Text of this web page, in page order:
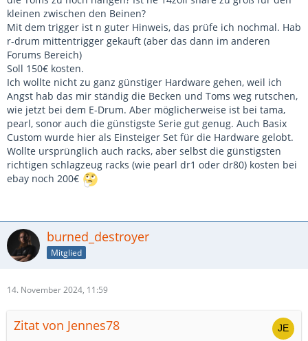
kleinen zwischen den Beinen?
Mit dem trigger ist n guter Hinweis, das prüfe ich nochmal. Hab
r-drum mittentrigger gekauft (aber das dann im anderen
Forums Bereich)
Soll 150€ kosten.
Ich wollte nicht zu ganz günstiger Hardware gehen, weil ich
Angst hab das mir ständig die Becken und Toms weg rutschen,
wie jetzt bei dem E-Drum. Aber möglicherweise ist bei tama,
pearl, sonor auch die günstigste Serie gut genug. Auch Basix
Custom wurde hier als Einsteiger Set für die Hardware gelobt.
Wollte ursprünglich auch racks, aber selbst die günstigsten
richtigen schlagzeug racks (wie pearl dr1 oder dr80) kosten bei
ebay noch 200€
burned_destroyer
Mitglied
14. November 2024, 11:59
Zitat von Jennes78